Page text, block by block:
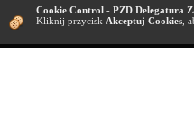
Cookie Control - PZD Delegatura
Kliknij przycisk Akceptuj Cookies ,